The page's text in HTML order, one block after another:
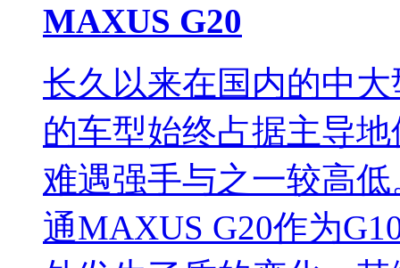
MAXUS G20
长久以来在国内的中
的车型始终占据主导
难遇强手与之一较高
通MAXUS G20作为